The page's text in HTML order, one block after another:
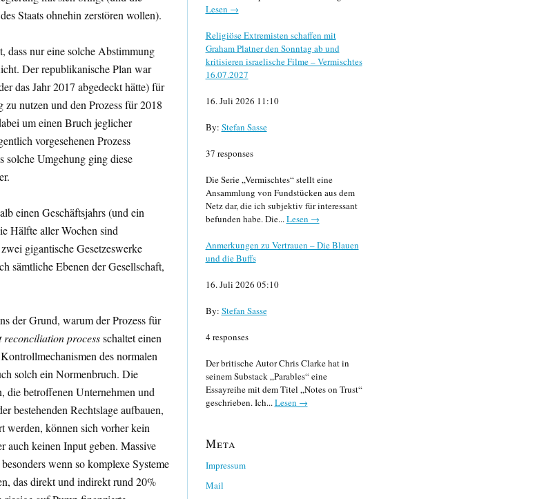
Staats ohnehin zerstören wollen).
dass nur eine solche Abstimmung
Der republikanische Plan war
das Jahr 2017 abgedeckt hätte) für
nutzen und den Prozess für 2018
um einen Bruch jeglicher
vorgesehenen Prozess
solche Umgehung ging diese
einen Geschäftsjahrs (und ein
Hälfte aller Wochen sind
gigantische Gesetzeswerke
sämtliche Ebenen der Gesellschaft,
der Grund, warum der Prozess für
reconciliation processschaltet einen
des normalen
solch ein Normenbruch. Die
die betroffenen Unternehmen und
bestehenden Rechtslage aufbauen,
werden, können sich vorher kein
auch keinen Input geben. Massive
wenn so komplexe Systeme
das direkt und indirekt rund 20%
Lesen →
Religiöse Extremisten schaffen mit
Graham Platner den Sonntag ab und
kritisieren israelische Filme – Vermischtes
16.07.2027
16. Juli 2026 11:10
By: Stefan Sasse
37 responses
Die Serie „Vermischtes“ stellt eine
Ansammlung von Fundstücken aus dem
Netz dar, die ich subjektiv für interessant
befunden habe. Die...Lesen →
Anmerkungen zu Vertrauen – Die Blauen
und die Buffs
16. Juli 2026 05:10
By: Stefan Sasse
4 responses
Der britische Autor Chris Clarke hat in
seinem Substack „Parables“ eine
Essayreihe mit dem Titel „Notes on Trust“
geschrieben. Ich...Lesen →
Meta
Impressum
Mail